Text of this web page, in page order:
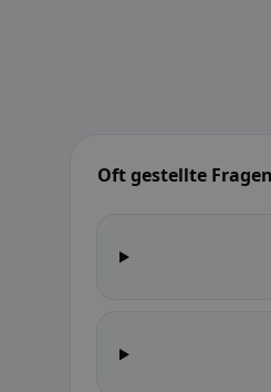
Oft gestellte